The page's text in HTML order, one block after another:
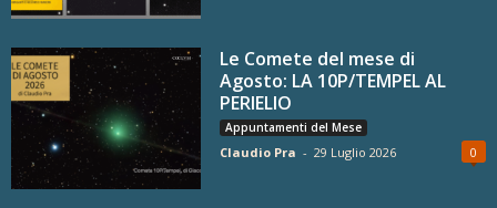
Le Comete del mese di
Agosto: LA 10P/TEMPEL AL
PERIELIO
Appuntamenti del Mese
Claudio Pra - 29 Luglio 2026 0